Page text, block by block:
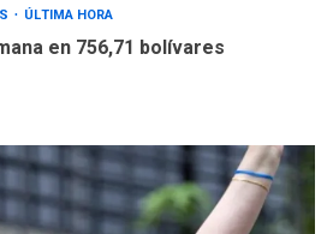
ÚLTIMA HORA
en 756,71 bolívares